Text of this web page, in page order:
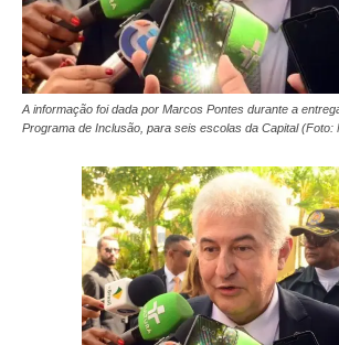
A informação foi dada por Marcos Pontes durante a
Programa de Inclusão, para seis escolas da Capital (Foto: